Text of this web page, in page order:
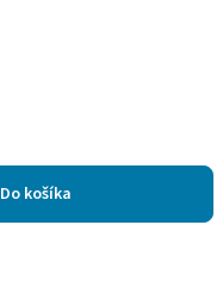
Do košíka